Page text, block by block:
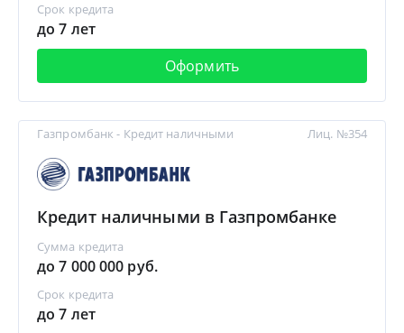
Срок кредита
до 7 лет
Оформить
Газпромбанк - Кредит наличными
Кредит наличными в Газпромбанке
Сумма кредита
до 7 000 000 руб.
Срок кредита
до 7 лет
Лиц. №354